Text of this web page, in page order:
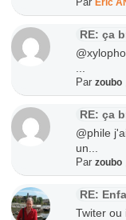
Eric
RE: ça
Parzoubo
RE: ça
@phile
un...
Parzoubo
RE:
Twiter ou